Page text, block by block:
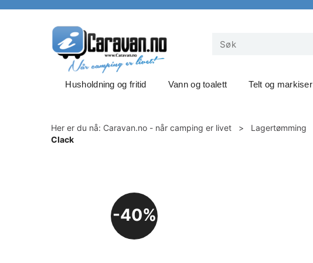
Husholdning og fritid Vann og toalett Telt og markiser
Her er du nå: Caravan.no - når camping er livet > Lagertømming
Clack
40%